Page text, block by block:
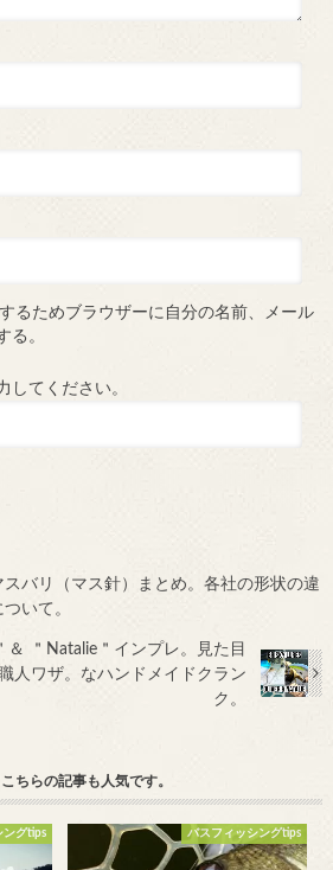
るためブラウザーに自分の名前、メール
る。
してください。
バリ（マス針）まとめ。各社の形状の違
いて。
＆ ＂Natalie＂インプレ。見た目
人ワザ。なハンドメイドクラン
ク。
こちらの記事も人気です。
ングtips バスフィッシングtips